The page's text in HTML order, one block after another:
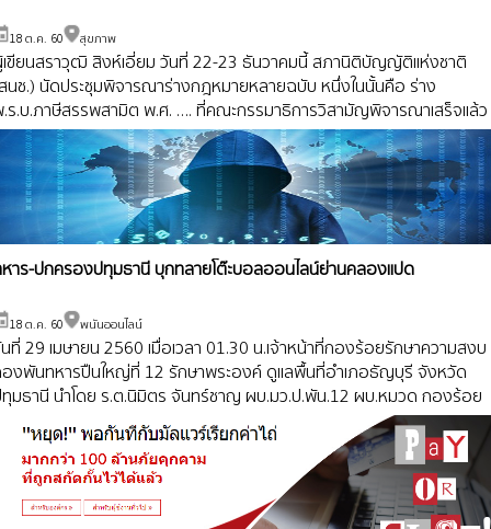
18 ต.ค. 60 สุขภาพ
ขียนสราวุฒิ สิงห์เอี่ยม วันที่ 22-23 ธันวาคมนี้ สภานิติบัญญัติแห่งชาติ
นช.) นัดประชุมพิจารณาร่างกฎหมายหลายฉบับ หนึ่งในนั้นคือ ร่าง
ร.บ.ภาษีสรรพสามิต พ.ศ. …. ที่คณะกรรมาธิการวิสามัญพิจารณาเสร็จแล้ว
ยจะมีการแก้ไขร่างกฎหมายที่เกี่ยวข้อ
าร-ปกครองปทุมธานี บุกทลายโต๊ะบอลออนไลน์ย่านคลองแปด
18 ต.ค. 60 พนันออนไลน์
ที่ 29 เมษายน 2560 เมื่อเวลา 01.30 น.เจ้าหน้าที่กองร้อยรักษาความสงบ
งพันทหารปืนใหญ่ที่ 12 รักษาพระองค์ ดูแลพื้นที่อำเภอธัญบุรี จังหวัด
มธานี นำโดย ร.ต.นิมิตร จันทร์ชาญ ผบ.มว.ป.พัน.12 ผบ.หมวด กองร้อย
ษาความสงบ พร้อมด้วยเจ้าหน้าที่ทหารจำนวนหนึ่ง ร่